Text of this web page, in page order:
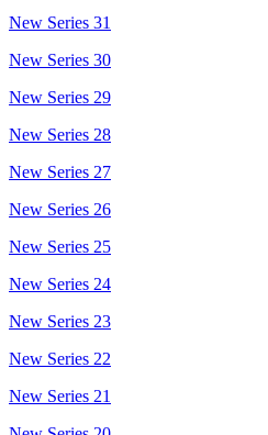
New Series 31
New Series 30
New Series 29
New Series 28
New Series 27
New Series 26
New Series 25
New Series 24
New Series 23
New Series 22
New Series 21